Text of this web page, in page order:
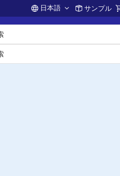
Account
日本語 サンプル